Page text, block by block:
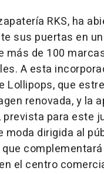
RKS, ha
sus puertas en
más de 100
A esta
Lollipops, que
renovada, y la
prevista para este
moda dirigida al
el centro